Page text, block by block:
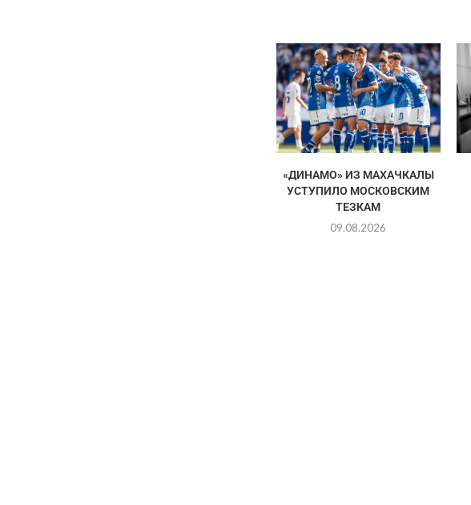
«ДИНАМО» ИЗ МАХАЧКАЛЫ
УСТУПИЛО МОСКОВСКИМ
ТЕЗКАМ
09.08.2026